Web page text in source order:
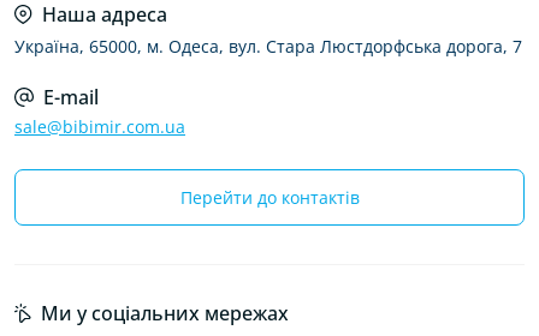
Наша адреса
Україна, 65000, м. Одеса, вул. Стара Люстдорфська дорога, 7
E-mail
sale@bibimir.com.ua
Перейти до контактів
Ми у соціальних мережах